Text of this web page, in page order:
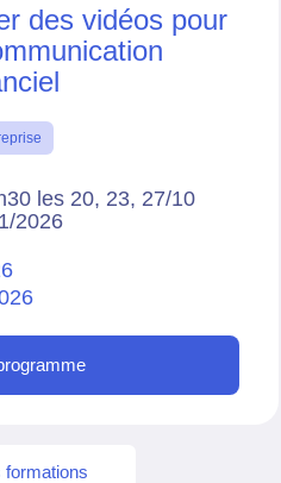
des vidéos pour
les 20, 23, 27/10
2026
formations